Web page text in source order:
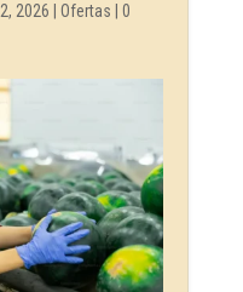
2026 Ofertas
0